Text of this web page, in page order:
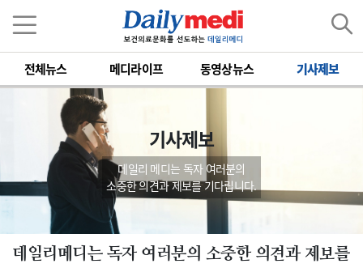
전체뉴스 메디라이프 동영상뉴스 기사제보
기사제보
데일리 메디는 독자 여러분의
소중한 의견과 제보를 기다립니다.
데일리메디는 독자 여러분의 소중한 의견과 제보를